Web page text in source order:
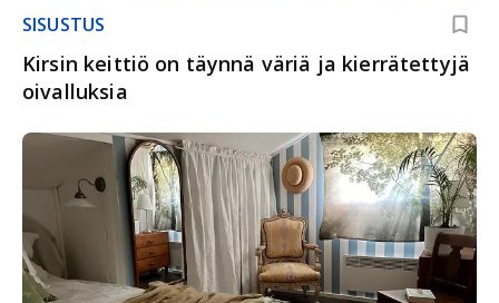
SISUSTUS
Kirsin keittiö on täynnä väriä ja kierrätettyjä
oivalluksia